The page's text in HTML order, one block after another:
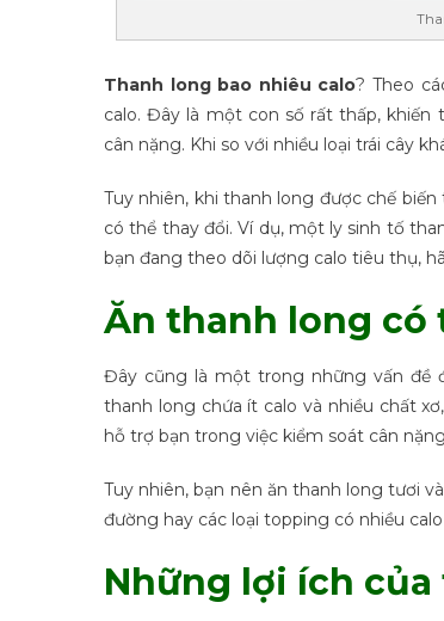
Thanh long bao nhiêu calo? Theo
calo. Đây là một con số rất thấp,
cân nặng. Khi so với nhiều loại trái cây
Tuy nhiên, khi thanh long được chế
có thể thay đổi. Ví dụ, một ly sinh tố
bạn đang theo dõi lượng calo tiêu thụ,
Ăn thanh long có
Đây cũng là một trong những vấn đề
thanh long chứa ít calo và nhiều chất
hỗ trợ bạn trong việc kiểm soát cân
Tuy nhiên, bạn nên ăn thanh long tươi
đường hay các loại topping có nhiều
Những lợi ích